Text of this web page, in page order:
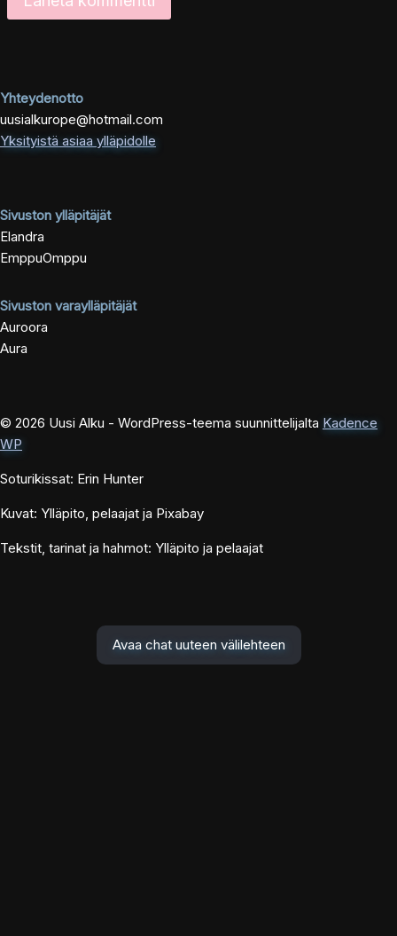
Yhteydenotto
uusialkurope@hotmail.com
Yksityistä asiaa ylläpidolle
Sivuston ylläpitäjät
Elandra
EmppuOmppu
Sivuston varaylläpitäjät
Auroora
Aura
© 2026 Uusi Alku - WordPress-teema suunnittelijalta Kadence
WP
Soturikissat: Erin Hunter
Kuvat: Ylläpito, pelaajat ja Pixabay
Tekstit, tarinat ja hahmot: Ylläpito ja pelaajat
Avaa chat uuteen välilehteen